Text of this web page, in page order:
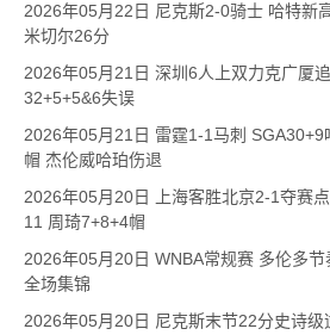
2026年05月22日 尼克斯2-0骑士 哈特新
米切尔26分
2026年05月21日 深圳6人上双力克广厦
32+5+5&6失误
2026年05月21日 雷霆1-1马刺
帽 杰伦威哈珀伤退
2026年05月20日 上海客胜北京2-1夺赛
11 周琦7+8+4帽
2026年05月20日 WNBA常规赛 多伦多
全场集锦
2026年05月20日 尼克斯末节22分史诗